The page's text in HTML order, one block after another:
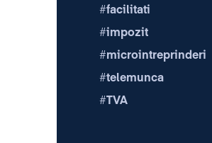
facilitati
impozit
microintreprinderi
telemunca
TVA